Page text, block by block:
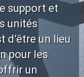
support et
unités
d’être un lieu
pour les
un